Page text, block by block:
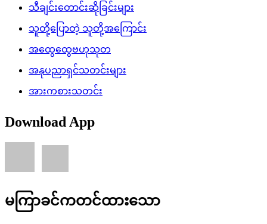
သီချင်းတောင်းဆိုခြင်းများ
သူတို့ပြောတဲ့ သူတို့အကြောင်း
အထွေထွေဗဟုသုတ
အနုပညာရှင်သတင်းများ
အားကစားသတင်း
Download App
မကြာခင်ကတင်ထားသော